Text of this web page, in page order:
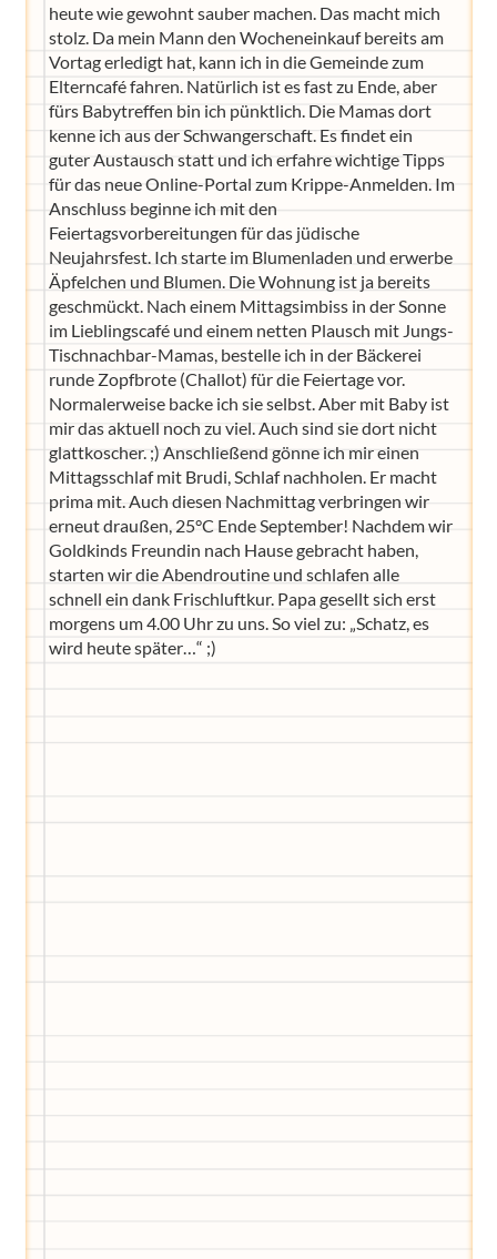
heute wie gewohnt sauber machen. Das macht mich
stolz. Da mein Mann den Wocheneinkauf bereits am
Vortag erledigt hat, kann ich in die Gemeinde zum
Elterncafé fahren. Natürlich ist es fast zu Ende, aber
fürs Babytreffen bin ich pünktlich. Die Mamas dort
kenne ich aus der Schwangerschaft. Es findet ein
guter Austausch statt und ich erfahre wichtige Tipps
für das neue Online-Portal zum Krippe-Anmelden. Im
Anschluss beginne ich mit den
Feiertagsvorbereitungen für das jüdische
Neujahrsfest. Ich starte im Blumenladen und erwerbe
Äpfelchen und Blumen. Die Wohnung ist ja bereits
geschmückt. Nach einem Mittagsimbiss in der Sonne
im Lieblingscafé und einem netten Plausch mit Jungs-
Tischnachbar-Mamas, bestelle ich in der Bäckerei
runde Zopfbrote (Challot) für die Feiertage vor.
Normalerweise backe ich sie selbst. Aber mit Baby ist
mir das aktuell noch zu viel. Auch sind sie dort nicht
glattkoscher. ;) Anschließend gönne ich mir einen
Mittagsschlaf mit Brudi, Schlaf nachholen. Er macht
prima mit. Auch diesen Nachmittag verbringen wir
erneut draußen, 25°C Ende September! Nachdem wir
Goldkinds Freundin nach Hause gebracht haben,
starten wir die Abendroutine und schlafen alle
schnell ein dank Frischluftkur. Papa gesellt sich erst
morgens um 4.00 Uhr zu uns. So viel zu: „Schatz, es
wird heute später…“ ;)